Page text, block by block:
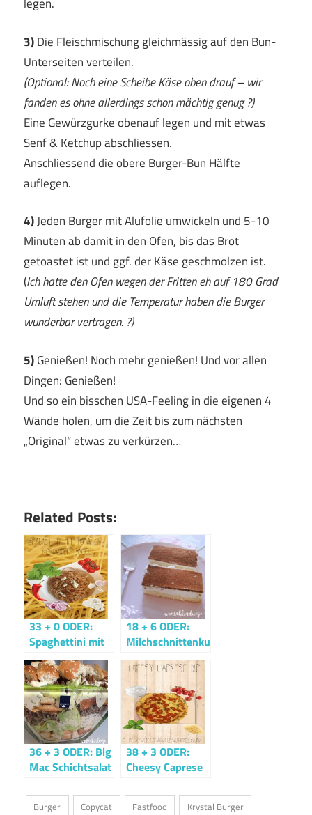
legen.
3)Die Fleischmischung gleichmässig auf den Bun-
Unterseiten verteilen.
(Optional: Noch eine Scheibe Käse oben drauf – wir
fanden es ohne allerdings schon mächtig genug ?)
Eine Gewürzgurke obenauf legen und mit etwas
Senf & Ketchup abschliessen.
Anschliessend die obere Burger-Bun Hälfte
auflegen.
4)Jeden Burger mit Alufolie umwickeln und 5-10
Minuten ab damit in den Ofen, bis das Brot
getoastet ist und ggf. der Käse geschmolzen ist.
(Ich hatte den Ofen wegen der Fritten eh auf 180 Grad
Umluft stehen und die Temperatur haben die Burger
wunderbar vertragen. ?)
5)Genießen! Noch mehr genießen! Und vor allen
Dingen: Genießen!
Und so ein bisschen USA-Feeling in die eigenen 4
Wände holen, um die Zeit bis zum nächsten
„Original“ etwas zu verkürzen…
Related Posts:
33 + 0 ODER:
Spaghettini mit
Tomaten-
Koriander-Sauce
18 + 6 ODER:
Milchschnittenkuchen
36 + 3 ODER: Big
Mac Schichtsalat
38 + 3 ODER:
Cheesy Caprese
Burger Copycat Fastfood
Krystal Burger